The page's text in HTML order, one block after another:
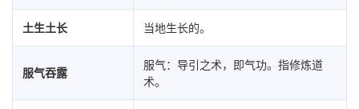
土生土长 当地生长的。
服气吞露
服气：导引之术，即气功。指修炼道
术。